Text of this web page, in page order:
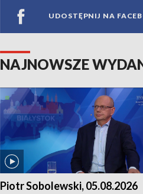
UDOSTĘPNIJ NA
NAJNOWSZE
Piotr Sobolewski, 05.08.2026